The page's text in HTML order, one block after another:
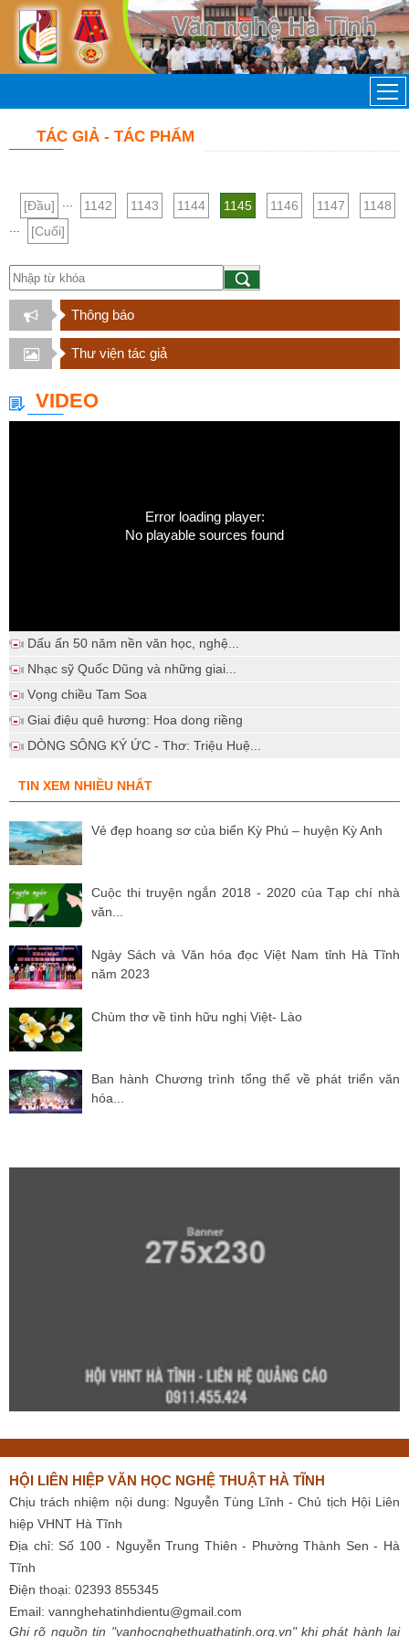
TÁC GIẢ - TÁC PHẨM
[Đầu] ... 1142 1143 1144 1145 1146 1147
1148
...
[Cuối]
Thông báo
Thư viện tác giả
VIDEO
Error loading player:
No playable sources found
Dấu ấn 50 năm nền văn học, nghệ...
Nhạc sỹ Quốc Dũng và những giai...
Vọng chiều Tam Soa
Giai điệu quê hương: Hoa dong riềng
DÒNG SÔNG KÝ ỨC - Thơ: Triệu Huệ...
TIN XEM NHIỀU NHẤT
Vẻ đẹp hoang sơ của biển Kỳ Phú – huyện Kỳ Anh
Cuộc thi truyện ngắn 2018 - 2020 của Tạp chí nhà
văn...
Ngày Sách và Văn hóa đọc Việt Nam tỉnh Hà Tĩnh
năm 2023
Chùm thơ về tình hữu nghị Việt- Lào
Ban hành Chương trình tổng thể về phát triển văn
hóa...
HỘI LIÊN HIỆP VĂN HỌC NGHỆ THUẬT HÀ TĨNH
Chịu trách nhiệm nội dung: Nguyễn Tùng Lĩnh - Chủ tịch Hội Liên
hiệp VHNT Hà Tĩnh
Địa chỉ: Số 100 - Nguyễn Trung Thiên - Phường Thành Sen - Hà
Tĩnh
Điện thoại: 02393 855345
Email: vannghehatinhdientu@gmail.com
Ghi rõ nguồn tin "vanhocnghethuathatinh.org.vn" khi phát hành lại